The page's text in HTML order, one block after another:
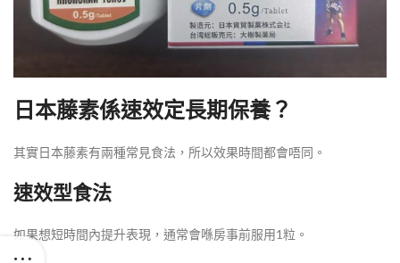
日本藤素係速效定長期保養？
其實日本藤素有兩種常見食法，所以效果時間都會唔同。
速效型食法
如果想短時間內提升表現，通常會喺房事前服用1粒。